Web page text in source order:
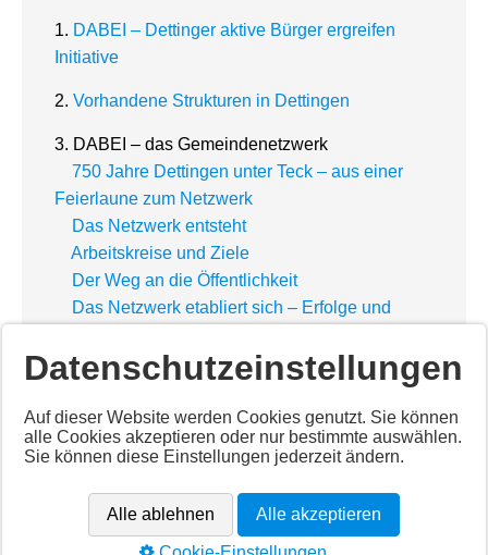
1. DABEI – Dettinger aktive Bürger ergreifen
Initiative
2. Vorhandene Strukturen in Dettingen
3. DABEI – das Gemeindenetzwerk
750 Jahre Dettingen unter Teck – aus einer
Feierlaune zum Netzwerk
Das Netzwerk entsteht
Arbeitskreise und Ziele
Der Weg an die Öffentlichkeit
Das Netzwerk etabliert sich – Erfolge und
4.Der Blick in die Zukunft
Copyright © 1999 - 2026 Gemeinde Dettingen unter Teck
Datenschutzeinstellungen
Auf dieser Website werden Cookies genutzt. Sie können
alle Cookies akzeptieren oder nur bestimmte auswählen.
Sie können diese Einstellungen jederzeit ändern.
Alle ablehnen Alle akzeptieren